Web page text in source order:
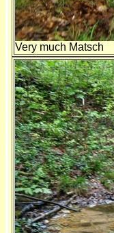
Very much Matsch